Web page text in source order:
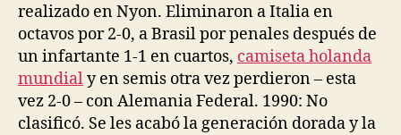
realizado en Nyon. Eliminaron a Italia en
octavos por 2-0, a Brasil por penales después de
un infartante 1-1 en cuartos, camiseta holanda
mundialy en semis otra vez perdieron – esta
vez 2-0 – con Alemania Federal. 1990: No
clasificó. Se les acabó la generación dorada y la